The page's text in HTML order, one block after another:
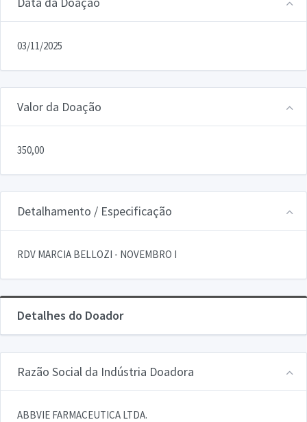
03/11/2025
Valor da Doação
350,00
Detalhamento / Especificação
RDV MARCIA BELLOZI - NOVEMBRO I
Detalhes do Doador
Razão Social da Indústria Doadora
ABBVIE FARMACEUTICA LTDA.